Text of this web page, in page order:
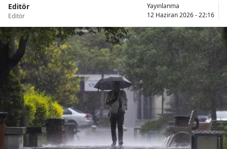
Editör
Editör
Yayınlanma
12 Haziran 2026 - 22:16